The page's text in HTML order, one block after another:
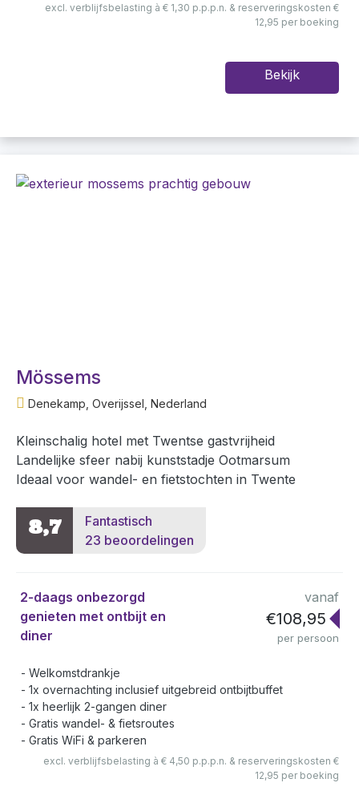
excl. verblijfsbelasting à € 1,30 p.p.p.n. & reserveringskosten €
12,95 per boeking
Bekijk
Mössems
Denekamp, Overijssel, Nederland
Kleinschalig hotel met Twentse gastvrijheid
Landelijke sfeer nabij kunststadje Ootmarsum
Ideaal voor wandel- en fietstochten in Twente
8,7
Fantastisch
23 beoordelingen
2-daags onbezorgd
genieten met ontbijt en
diner
vanaf
€108,95
per persoon
Welkomstdrankje
1x overnachting inclusief uitgebreid ontbijtbuffet
1x heerlijk 2-gangen diner
Gratis wandel- & fietsroutes
Gratis WiFi & parkeren
excl. verblijfsbelasting à € 4,50 p.p.p.n. & reserveringskosten €
12,95 per boeking